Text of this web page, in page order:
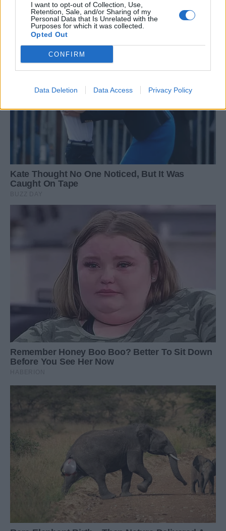
I want to opt-out of Collection, Use,
Retention, Sale, and/or Sharing of my
Personal Data that Is Unrelated with the
Purposes for which it was collected.
Opted Out
CONFIRM
Data Deletion Data Access Privacy Policy